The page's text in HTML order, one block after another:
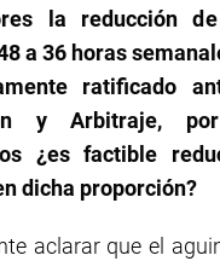
la reducción
a 36 horas
ratificado
y Arbitraje,
¿es factible
dicha proporción?
aclarar que el